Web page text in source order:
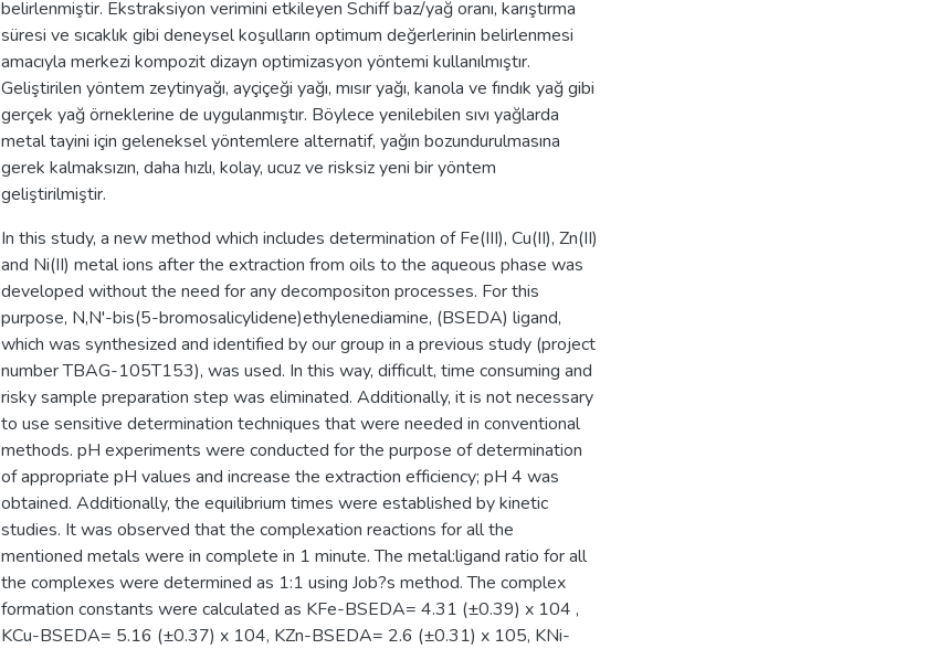
belirlenmiştir. Ekstraksiyon verimini etkileyen Schiff baz/yağ oranı, karıştırma
süresi ve sıcaklık gibi deneysel koşulların optimum değerlerinin belirlenmesi
amacıyla merkezi kompozit dizayn optimizasyon yöntemi kullanılmıştır.
Geliştirilen yöntem zeytinyağı, ayçiçeği yağı, mısır yağı, kanola ve fındık yağ gibi
gerçek yağ örneklerine de uygulanmıştır. Böylece yenilebilen sıvı yağlarda
metal tayini için geleneksel yöntemlere alternatif, yağın bozundurulmasına
gerek kalmaksızın, daha hızlı, kolay, ucuz ve risksiz yeni bir yöntem
geliştirilmiştir.
In this study, a new method which includes determination of Fe(III), Cu(II), Zn(II)
and Ni(II) metal ions after the extraction from oils to the aqueous phase was
developed without the need for any decompositon processes. For this
purpose, N,N'-bis(5-bromosalicylidene)ethylenediamine, (BSEDA) ligand,
which was synthesized and identified by our group in a previous study (project
number TBAG-105T153), was used. In this way, difficult, time consuming and
risky sample preparation step was eliminated. Additionally, it is not necessary
to use sensitive determination techniques that were needed in conventional
methods. pH experiments were conducted for the purpose of determination
of appropriate pH values and increase the extraction efficiency; pH 4 was
obtained. Additionally, the equilibrium times were established by kinetic
studies. It was observed that the complexation reactions for all the
mentioned metals were in complete in 1 minute. The metal:ligand ratio for all
the complexes were determined as 1:1 using Job?s method. The complex
formation constants were calculated as KFe-BSEDA= 4.31 (±0.39) x 104 ,
KCu-BSEDA= 5.16 (±0.37) x 104, KZn-BSEDA= 2.6 (±0.31) x 105, KNi-